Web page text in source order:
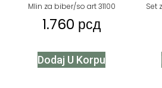
Mlin za biber/so art 31100
1.760 рсд
Dodaj U Korpu
Set